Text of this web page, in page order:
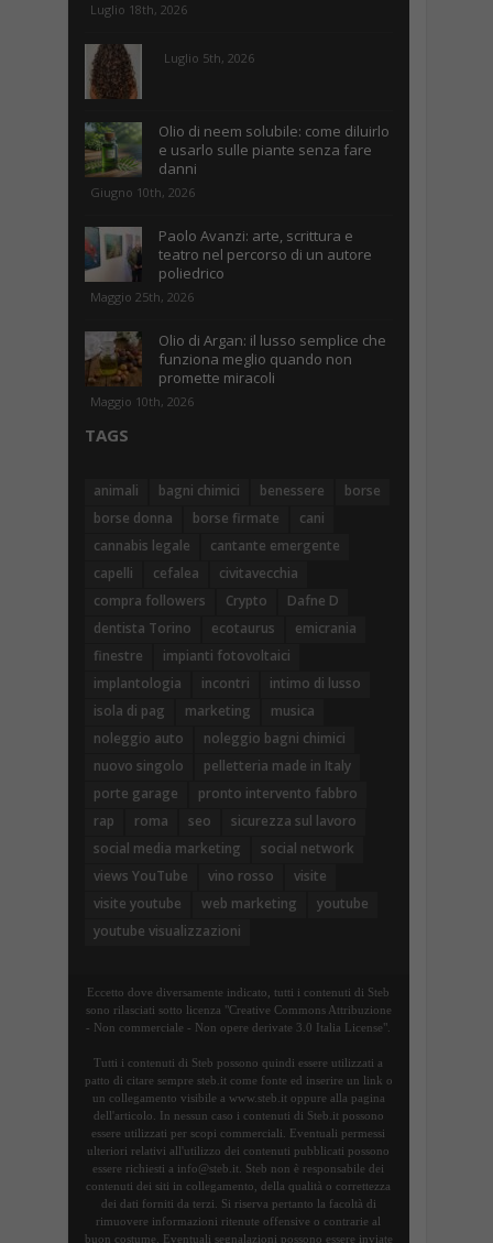
Luglio 18th, 2026
Luglio 5th, 2026
Olio di neem solubile: come diluirlo
e usarlo sulle piante senza fare
danni
Giugno 10th, 2026
Paolo Avanzi: arte, scrittura e
teatro nel percorso di un autore
poliedrico
Maggio 25th, 2026
Olio di Argan: il lusso semplice che
funziona meglio quando non
promette miracoli
Maggio 10th, 2026
TAGS
animali bagni chimici benessere
borse
borse donna
borse firmate
cani
cannabis legale
cantante emergente
capelli
cefalea
civitavecchia
compra followers
Crypto
Dafne D
dentista Torino
ecotaurus
emicrania
finestre
impianti fotovoltaici
implantologia
incontri
intimo di lusso
isola di pag
marketing
musica
noleggio auto
noleggio bagni chimici
nuovo singolo
pelletteria made in Italy
porte garage
pronto intervento fabbro
rap
roma seo
sicurezza sul lavoro
social media marketing
social network
views YouTube
vino rosso
visite
visite youtube
web marketing
youtube
youtube visualizzazioni
Eccetto dove diversamente indicato, tutti i contenuti di Steb
sono rilasciati sotto licenza "Creative Commons Attribuzione
- Non commerciale - Non opere derivate 3.0 Italia License".
Tutti i contenuti di Steb possono quindi essere utilizzati a
patto di citare sempre steb.it come fonte ed inserire un link o
un collegamento visibile a www.steb.it oppure alla pagina
dell'articolo. In nessun caso i contenuti di Steb.it possono
essere utilizzati per scopi commerciali. Eventuali permessi
ulteriori relativi all'utilizzo dei contenuti pubblicati possono
essere richiesti a info@steb.it. Steb non è responsabile dei
contenuti dei siti in collegamento, della qualità o correttezza
dei dati forniti da terzi. Si riserva pertanto la facoltà di
rimuovere informazioni ritenute offensive o contrarie al
buon costume. Eventuali segnalazioni possono essere inviate